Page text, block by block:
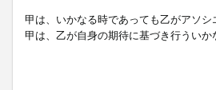
甲は、いかなる時であっても乙がアソ
甲は、乙が自身の期待に基づき行うい